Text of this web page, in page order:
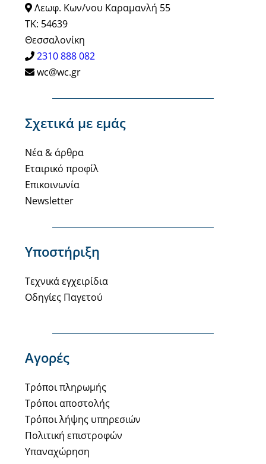
Λεωφ. Κων/νου Καραμανλή 55
ΤΚ: 54639
Θεσσαλονίκη
2310 888 082
wc@wc.gr
Σχετικά με εμάς
Νέα & άρθρα
Εταιρικό προφίλ
Επικοινωνία
Newsletter
Υποστήριξη
Τεχνικά εγχειρίδια
Οδηγίες Παγετού
Αγορές
Τρόποι πληρωμής
Τρόποι αποστολής
Τρόποι λήψης υπηρεσιών
Πολιτική επιστροφών
Υπαναχώρηση